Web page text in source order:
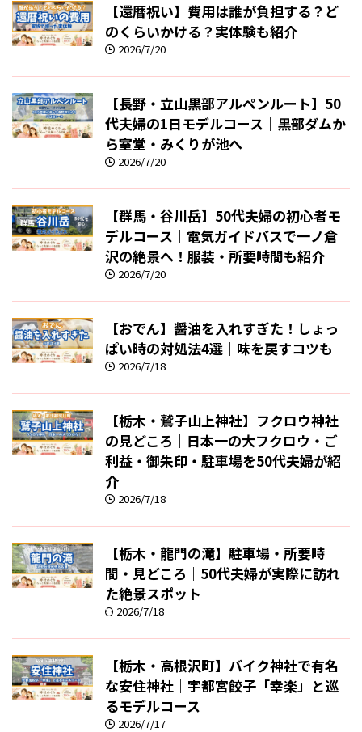
【還暦祝い】費用は誰が負担する？ど
のくらいかける？実体験も紹介
2026/7/20
【長野・立山黒部アルペンルート】50
代夫婦の1日モデルコース｜黒部ダムか
ら室堂・みくりが池へ
2026/7/20
【群馬・谷川岳】50代夫婦の初心者モ
デルコース｜電気ガイドバスで一ノ倉
沢の絶景へ！服装・所要時間も紹介
2026/7/20
【おでん】醤油を入れすぎた！しょっ
ぱい時の対処法4選｜味を戻すコツも
2026/7/18
【栃木・鷲子山上神社】フクロウ神社
の見どころ｜日本一の大フクロウ・ご
利益・御朱印・駐車場を50代夫婦が紹
介
2026/7/18
【栃木・龍門の滝】駐車場・所要時
間・見どころ｜50代夫婦が実際に訪れ
た絶景スポット
2026/7/18
【栃木・高根沢町】バイク神社で有名
な安住神社｜宇都宮餃子「幸楽」と巡
るモデルコース
2026/7/17